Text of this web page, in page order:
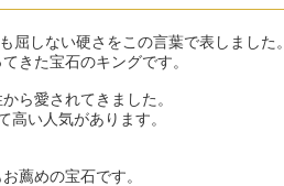
しない硬さをこの言葉で表しました。
きた宝石のキングです。
ら愛されてきました。
い人気があります。
薦めの宝石です。